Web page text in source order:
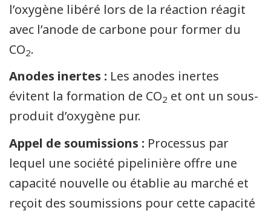
l’oxygène libéré lors de la réaction réagit
avec l’anode de carbone pour former du
CO2.
Anodes inertes : Les anodes inertes
évitent la formation de CO2 et ont un sous-
produit d’oxygène pur.
Appel de soumissions : Processus par
lequel une société pipelinière offre une
capacité nouvelle ou établie au marché et
reçoit des soumissions pour cette capacité